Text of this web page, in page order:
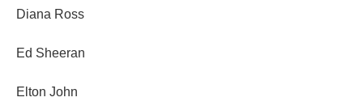
Diana Ross
Ed Sheeran
Elton John